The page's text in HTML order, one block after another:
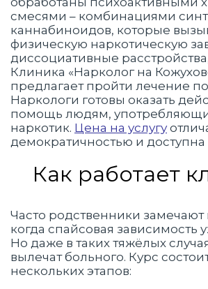
смесями – комбинациями
каннабиноидов, которые
физическую наркотическую
диссоциативные
Клиника «Нарколог на
предлагает пройти лечение
Наркологи готовы оказать
помощь людям,
наркотик. Цена на услугу
демократичностью и
Как работает
Часто родственники замечают
когда спайсовая зависимость
Но даже в таких тяжёлых
вылечат больного. Курс
нескольких этапов: